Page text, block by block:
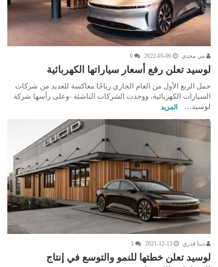
مي مجدي 2022-05-06
0
لوسيد تعلن رفع أسعار سياراتها الكهربائية
حمل الربع الأول من العام الجاري رياحًا معاكسة للعديد من شركات
السيارات الكهربائية، ووجدت الشركات الناشئة -وعلى رأسها شركة
لوسيد…
المزيد
دينا قدري 2021-12-13
1
لوسيد تعلن خطتها للنمو والتوسع في إنتاج